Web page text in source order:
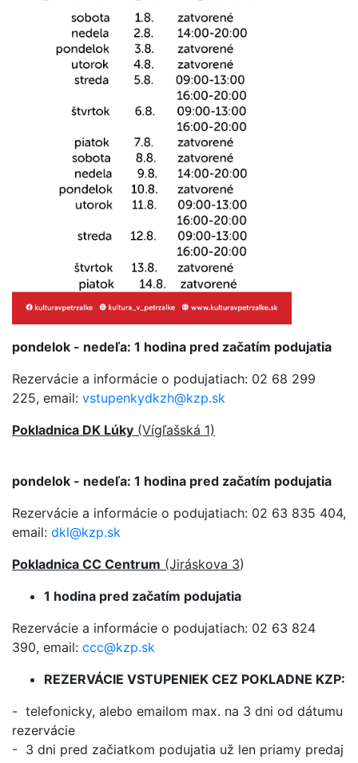
pondelok - nedeľa: 1 hodina pred začatím podujatia
Rezervácie a informácie o podujatiach: 02 68 299
225, email: vstupenkydkzh@kzp.sk
Pokladnica DK Lúky (Vígľašská 1)
pondelok - nedeľa: 1 hodina pred začatím podujatia
Rezervácie a informácie o podujatiach: 02 63 835 404,
email: dkl@kzp.sk
Pokladnica CC Centrum (Jiráskova 3)
1 hodina pred začatím podujatia
Rezervácie a informácie o podujatiach: 02 63 824
390, email: ccc@kzp.sk
REZERVÁCIE VSTUPENIEK CEZ POKLADNE KZP:
- telefonicky, alebo emailom max. na 3 dni od dátumu
rezervácie
- 3 dni pred začiatkom podujatia už len priamy predaj